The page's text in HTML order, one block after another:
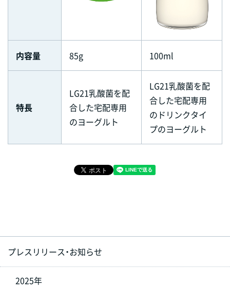
内容量 85g 100ml
特長
LG21乳酸菌を配
合した宅配専用
のヨーグルト
LG21乳酸菌を配
合した宅配専用
のドリンクタイ
プのヨーグルト
プレスリリース・お知らせ
2025年